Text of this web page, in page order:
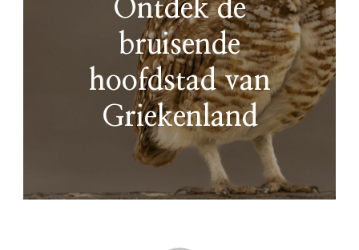
Ontdek de
bruisende
hoofdstad van
Griekenland